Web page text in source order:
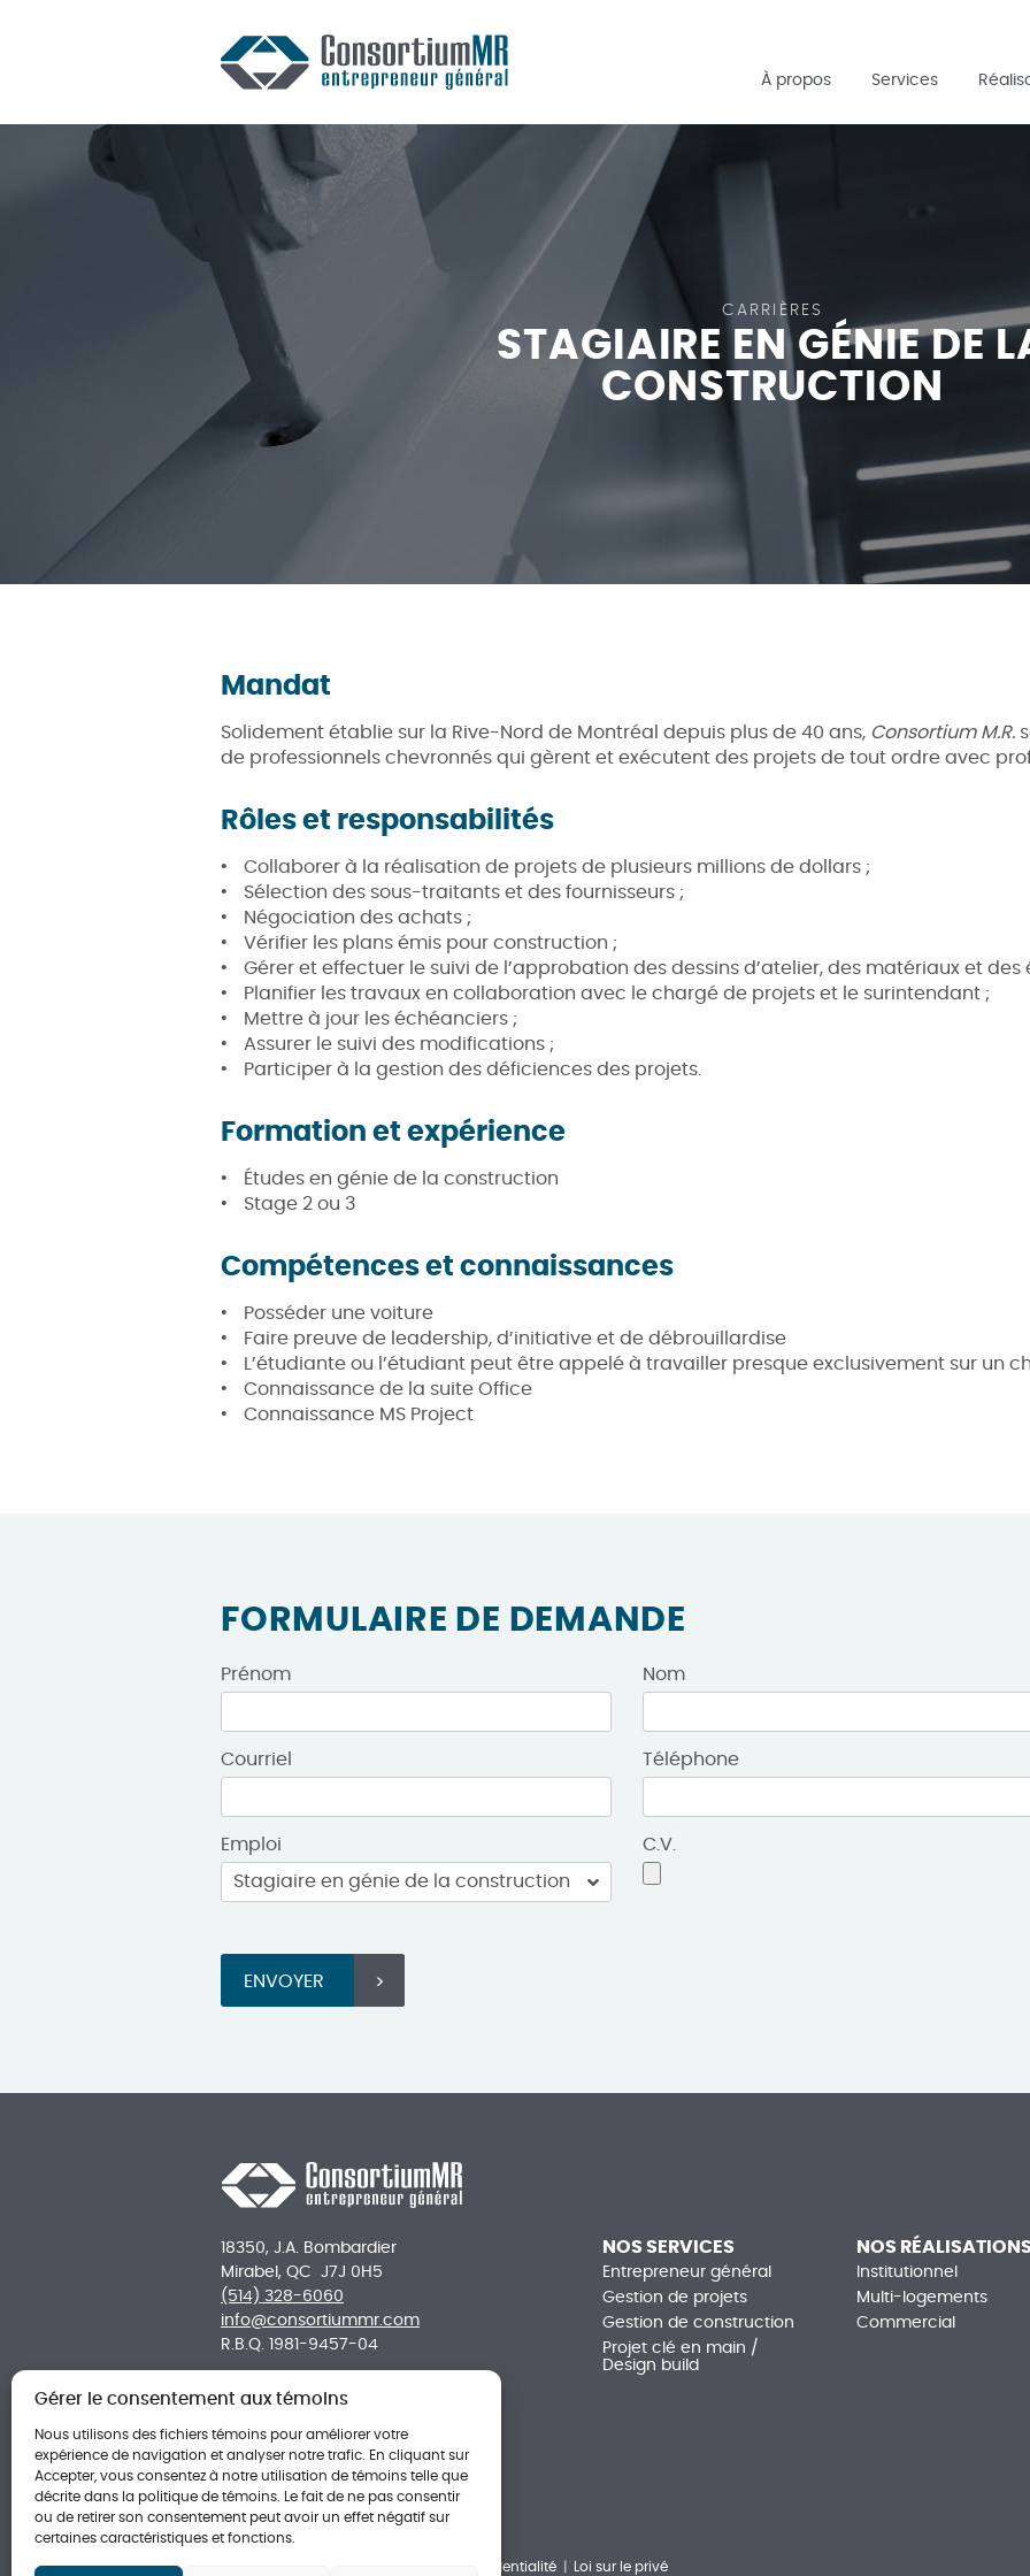
Gérer le consentement aux témoins
Nous utilisons des fichiers témoins pour améliorer votre
expérience de navigation et analyser notre trafic. En cliquant sur
Accepter, vous consentez à notre utilisation de témoins telle que
décrite dans la politique de témoins. Le fait de ne pas consentir
ou de retirer son consentement peut avoir un effet négatif sur
certaines caractéristiques et fonctions.
au
À propos Services
CARRIÈRES
STAGIAIRE EN GÉNIE DE
CONSTRUCTION
Mandat
Solidement établie sur la Rive-Nord de Montréal depuis plus de 40 ans, Consortium M.R.
de professionnels chevronnés qui gèrent et exécutent des projets de tout ordre avec
Rôles et responsabilités
Collaborer à la réalisation de projets de plusieurs millions de dollars ;
Sélection des sous-traitants et des fournisseurs ;
Négociation des achats ;
Vérifier les plans émis pour construction ;
Gérer et effectuer le suivi de l’approbation des dessins d’atelier, des matériaux et des
Planifier les travaux en collaboration avec le chargé de projets et le surintendant ;
Mettre à jour les échéanciers ;
Assurer le suivi des modifications ;
Participer à la gestion des déficiences des projets.
Formation et expérience
Études en génie de la construction
Stage 2 ou 3
Compétences et connaissances
Posséder une voiture
Faire preuve de leadership, d’initiative et de débrouillardise
L’étudiante ou l’étudiant peut être appelé à travailler presque exclusivement sur un
Connaissance de la suite Office
Connaissance MS Project
FORMULAIRE DE DEMANDE
Prénom Nom
Courriel Téléphone
Emploi C.V.
ENVOYER
18350, J.A. Bombardier
Mirabel, QC J7J 0H5
(514) 328-6060
info@consortiummr.com
R.B.Q. 1981-9457-04
Lundi au jeudi: 8 h à 17 h
FacebookInstagram
LinkedIn
NOS SERVICES
Entrepreneur général
Gestion de projets
Gestion de construction
Projet clé en main /
Design build
NOS RÉALISATIONS
Institutionnel
Multi-logements
Commercial
Politique de confidentialité Loi sur le privé